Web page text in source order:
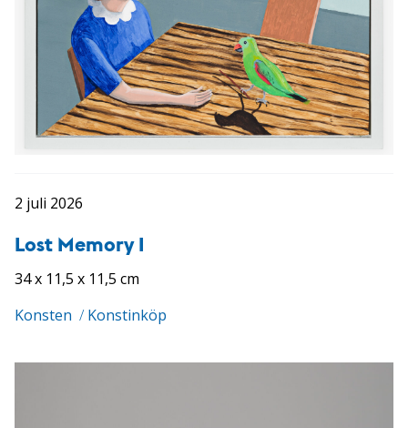
2 juli 2026
Lost Memory I
34 x 11,5 x 11,5 cm
Konsten / Konstinköp